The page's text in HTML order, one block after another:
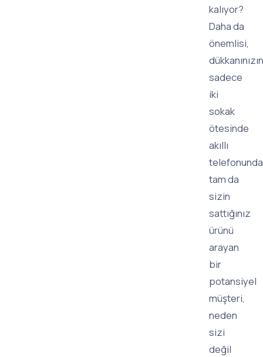
kalıyor?
Daha da
önemlisi,
dükkanınızın
sadece
iki
sokak
ötesinde
akıllı
tam da
sizin
sattığınız
ürünü
arayan
bir
potansiyel
müşteri,
neden
sizi
değil